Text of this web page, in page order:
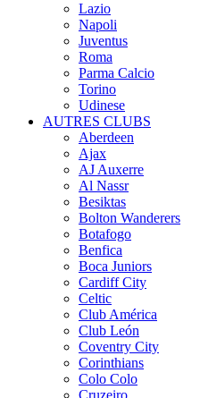
Lazio
Napoli
Juventus
Roma
Parma Calcio
Torino
Udinese
AUTRES CLUBS
Aberdeen
Ajax
AJ Auxerre
Al Nassr
Besiktas
Bolton Wanderers
Botafogo
Benfica
Boca Juniors
Cardiff City
Celtic
Club América
Club León
Coventry City
Corinthians
Colo Colo
Cruzeiro